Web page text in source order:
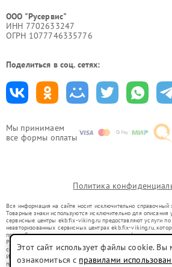
Мы принимаем
все формы оплаты
ООО "Русервис"
ИНН 7702633247
ОГРН 1077746335776
Поделиться в соц. сетях:
Политика
Вся информация на сайте носит исключительно справочный
Товарные знаки используются исключительно для описания
сервисные центры ekb.fix-viking.ru предоставляют услуги по
неавторизованных сервисных центрах ekb.fix-viking.ru,
правообладателями товарных знаков или их официальными
Ремонт осуществляется для устройств, уже введенных в
со статьей 1487 ГК РФ.
Использование товарных знаков не преследует цели
потребителей в заблуждение, а служит для информирования
Этот сайт использует файлы cookie. Вы
ознакомиться с правилами